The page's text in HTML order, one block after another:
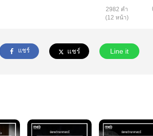
2982 คำ
(12 หน้า)
แชร์ แชร์ Line it